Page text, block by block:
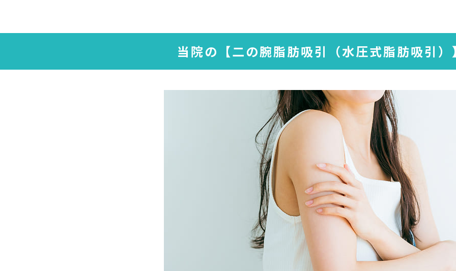
当院の【二の腕脂肪吸引（水圧式脂肪吸引